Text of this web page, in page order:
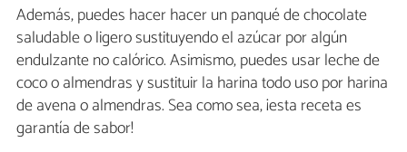
Además, puedes hacer hacer un panqué de chocolate
saludable o ligero sustituyendo el azúcar por algún
endulzante no calórico. Asimismo, puedes usar leche de
coco o almendras y sustituir la harina todo uso por harina
de avena o almendras. Sea como sea, ¡esta receta es
garantía de sabor!